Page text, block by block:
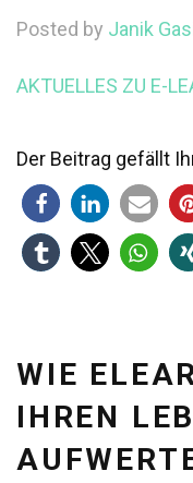
Posted by Janik
AKTUELLES ZU E-
Der Beitrag gefällt
WIE
IHREN